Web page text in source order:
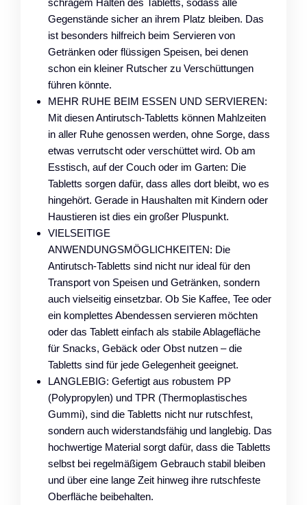
Gegenstände sicher an ihrem Platz bleiben. Das
ist besonders hilfreich beim Servieren von
Getränken oder flüssigen Speisen, bei denen
schon ein kleiner Rutscher zu Verschüttungen
führen könnte.
MEHR RUHE BEIM ESSEN UND SERVIEREN:
Mit diesen Antirutsch-Tabletts können Mahlzeiten
in aller Ruhe genossen werden, ohne Sorge, dass
etwas verrutscht oder verschüttet wird. Ob am
Esstisch, auf der Couch oder im Garten: Die
Tabletts sorgen dafür, dass alles dort bleibt, wo es
hingehört. Gerade in Haushalten mit Kindern oder
Haustieren ist dies ein großer Pluspunkt.
VIELSEITIGE
ANWENDUNGSMÖGLICHKEITEN: Die
Antirutsch-Tabletts sind nicht nur ideal für den
Transport von Speisen und Getränken, sondern
auch vielseitig einsetzbar. Ob Sie Kaffee, Tee oder
ein komplettes Abendessen servieren möchten
oder das Tablett einfach als stabile Ablagefläche
für Snacks, Gebäck oder Obst nutzen – die
Tabletts sind für jede Gelegenheit geeignet.
LANGLEBIG: Gefertigt aus robustem PP
(Polypropylen) und TPR (Thermoplastisches
Gummi), sind die Tabletts nicht nur rutschfest,
sondern auch widerstandsfähig und langlebig. Das
hochwertige Material sorgt dafür, dass die Tabletts
selbst bei regelmäßigem Gebrauch stabil bleiben
und über eine lange Zeit hinweg ihre rutschfeste
Oberfläche beibehalten.